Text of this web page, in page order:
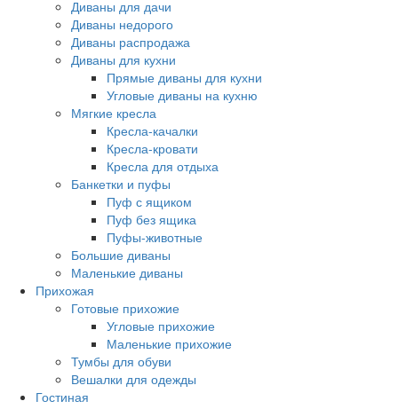
Диваны для дачи
Диваны недорого
Диваны распродажа
Диваны для кухни
Прямые диваны для кухни
Угловые диваны на кухню
Мягкие кресла
Кресла-качалки
Кресла-кровати
Кресла для отдыха
Банкетки и пуфы
Пуф с ящиком
Пуф без ящика
Пуфы-животные
Большие диваны
Маленькие диваны
Прихожая
Готовые прихожие
Угловые прихожие
Маленькие прихожие
Тумбы для обуви
Вешалки для одежды
Гостиная